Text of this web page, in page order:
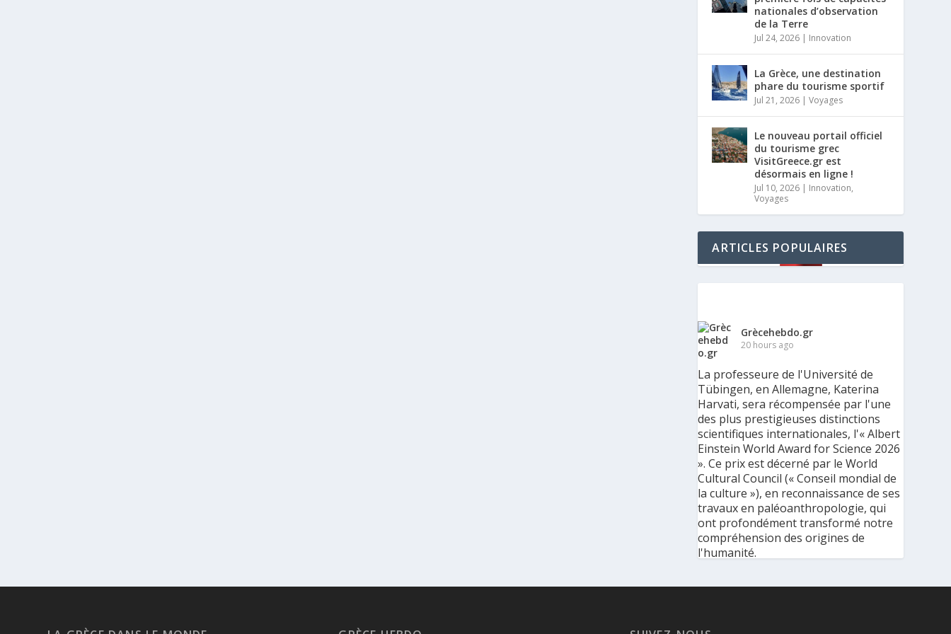
nationales d’observation
de la Terre
Jul 24, 2026 | Innovation
La Grèce, une destination
phare du tourisme sportif
Jul 21, 2026 |Voyages
Le nouveau portail officiel
du tourisme grec
VisitGreece.gr est
désormais en ligne !
Jul 10, 2026 | Innovation,
Voyages
ARTICLES POPULAIRES
Grècehebdo.gr
20 hours ago
La professeure de l'Université de
Tübingen, en Allemagne, Katerina
Harvati, sera récompensée par l'une
des plus prestigieuses distinctions
scientifiques internationales, l'« Albert
Einstein World Award for Science 2026
». Ce prix est décerné par le World
Cultural Council (« Conseil mondial de
la culture »), en reconnaissance de ses
travaux en paléoanthropologie, qui
ont profondément transformé notre
compréhension des origines de
l'humanité.
ma discipline dans son ensemble », a